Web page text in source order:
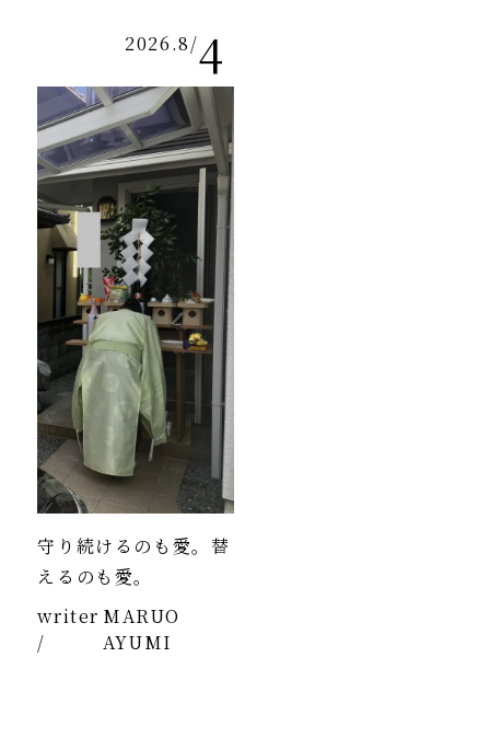
2026.8/4
守り続けるのも愛。替
えるのも愛。
writer
/
MARUO
AYUMI